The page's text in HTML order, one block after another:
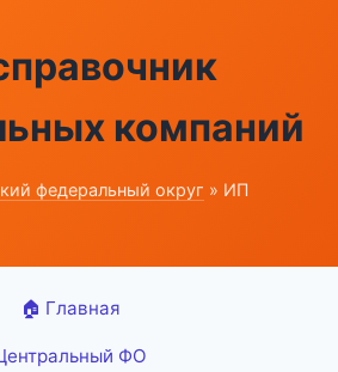
компаний
федеральный округ » ИП
🏠 Главная
ФО